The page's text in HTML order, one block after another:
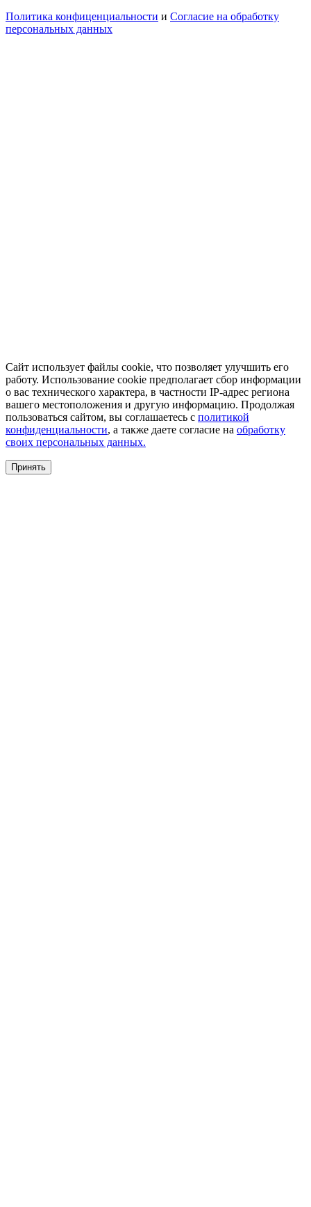
Политика конфиценциальности и Согласие на обработку
персональных данных
Сайт использует файлы cookie, что позволяет улучшить его
работу. Использование cookie предполагает сбор информации
о вас технического характера, в частности IP-адрес региона
вашего местоположения и другую информацию. Продолжая
пользоваться сайтом, вы соглашаетесь с политикой
конфиденциальности, а также даете согласие на обработку
своих персональных данных.
Принять